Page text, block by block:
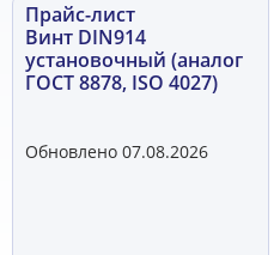
Прайс-лист
Винт DIN914
установочный (аналог
ГОСТ 8878, ISO 4027)
Обновлено 07.08.2026